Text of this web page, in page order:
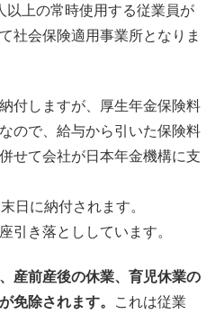
以上の常時使用する従業員が
社会保険適用事業所となりま
付しますが、厚生年金保険料
ので、給与から引いた保険料
せて会社が日本年金機構に支
日に納付されます。
引き落とししています。
産前産後の休業、育児休業の
免除されます。
これは従業